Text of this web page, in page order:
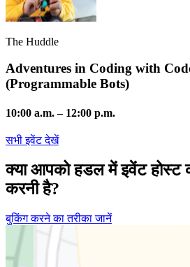
The Huddle
Adventures in Coding with
(Programmable Bots)
10:00 a.m.– 12:00 p.m.
सभी इवेंट देखें
क्या आपको हडल में इवेंट होस्ट
करनी है?
बुकिंग करने का तरीका जानें